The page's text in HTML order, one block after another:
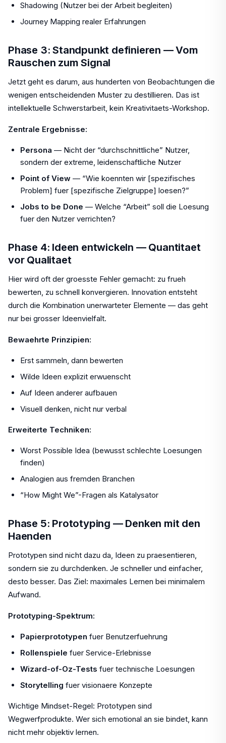
Shadowing (Nutzer bei der Arbeit begleiten)
Journey Mapping realer Erfahrungen
Phase 3: Standpunkt definieren — Vom
Rauschen zum Signal
Jetzt geht es darum, aus hunderten von Beobachtungen die
wenigen entscheidenden Muster zu destillieren. Das ist
intellektuelle Schwerstarbeit, kein Kreativitaets-Workshop.
Zentrale Ergebnisse:
Persona — Nicht der “durchschnittliche” Nutzer,
sondern der extreme, leidenschaftliche Nutzer
Point of View — “Wie koennten wir [spezifisches
Problem] fuer [spezifische Zielgruppe] loesen?”
Jobs to be Done — Welche “Arbeit” soll die Loesung
fuer den Nutzer verrichten?
Phase 4: Ideen entwickeln — Quantitaet
vor Qualitaet
Hier wird oft der groesste Fehler gemacht: zu frueh
bewerten, zu schnell konvergieren. Innovation entsteht
durch die Kombination unerwarteter Elemente — das geht
nur bei grosser Ideenvielfalt.
Bewaehrte Prinzipien:
Erst sammeln, dann bewerten
Wilde Ideen explizit erwuenscht
Auf Ideen anderer aufbauen
Visuell denken, nicht nur verbal
Erweiterte Techniken:
Worst Possible Idea (bewusst schlechte Loesungen
finden)
Analogien aus fremden Branchen
“How Might We”-Fragen als Katalysator
Phase 5: Prototyping — Denken mit den
Haenden
Prototypen sind nicht dazu da, Ideen zu praesentieren,
sondern sie zu durchdenken. Je schneller und einfacher,
desto besser. Das Ziel: maximales Lernen bei minimalem
Aufwand.
Prototyping-Spektrum:
Papierprototypen fuer Benutzerfuehrung
Rollenspiele fuer Service-Erlebnisse
Wizard-of-Oz-Tests fuer technische Loesungen
Storytelling fuer visionaere Konzepte
Wichtige Mindset-Regel: Prototypen sind
Wegwerfprodukte. Wer sich emotional an sie bindet, kann
nicht mehr objektiv lernen.